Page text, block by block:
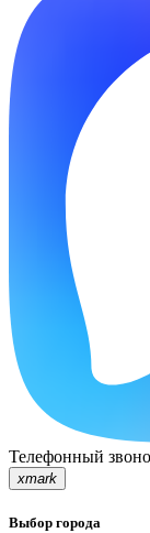
Телефонный
xmark
Выбор города